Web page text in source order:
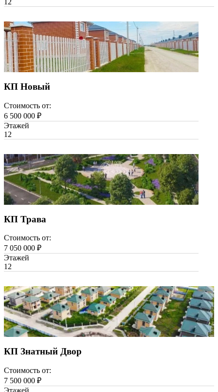
12
КП Новый
Стоимость от:
6 500 000 ₽
Этажей
1 2
КП Трава
Стоимость от:
7 050 000 ₽
Этажей
1 2
КП Знатный Двор
Стоимость от:
7 500 000 ₽
Этажей